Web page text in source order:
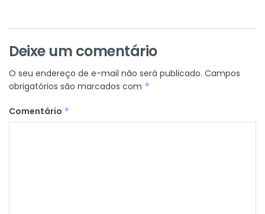
Deixe um comentário
O seu endereço de e-mail não será publicado. Campos
obrigatórios são marcados com *
Comentário *